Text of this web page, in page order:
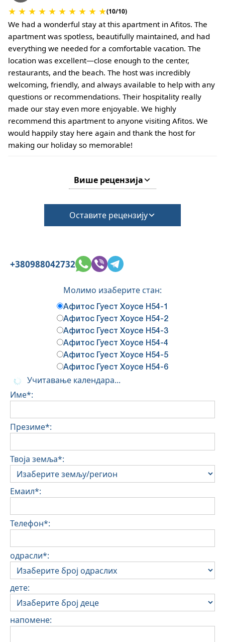
★ ★ ★ ★ ★ ★ ★ ★ ★ ★(10/10)
We had a wonderful stay at this apartment in Afitos. The
apartment was spotless, beautifully maintained, and had
everything we needed for a comfortable vacation. The
location was excellent—close enough to the center,
restaurants, and the beach. The host was incredibly
welcoming, friendly, and always available to help with any
questions or recommendations. Their hospitality really
made our stay even more enjoyable. We highly
recommend this apartment to anyone visiting Afitos. We
would happily stay here again and thank the host for
making our holiday so memorable!
Више рецензија
Оставите рецензију
+380988042732
Молимо изаберите стан:
Афитос Гуест Хоусе Н54-1
Афитос Гуест Хоусе Н54-2
Афитос Гуест Хоусе Н54-3
Афитос Гуест Хоусе Н54-4
Афитос Гуест Хоусе Н54-5
Афитос Гуест Хоусе Н54-6
Учитавање календара...
Име*:
Презиме*:
Твоја земља*:
Емаил*:
Телефон*:
одрасли*:
дете:
напомене: